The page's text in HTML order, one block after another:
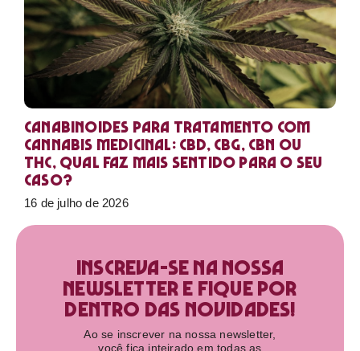
Canabinoides para tratamento com
cannabis medicinal: CBD, CBG, CBN ou
THC, qual faz mais sentido para o seu
caso?
16 de julho de 2026
Inscreva-se na nossa
newsletter e fique por
dentro das novidades!​
Ao se inscrever na nossa newsletter,
você fica inteirado em todas as